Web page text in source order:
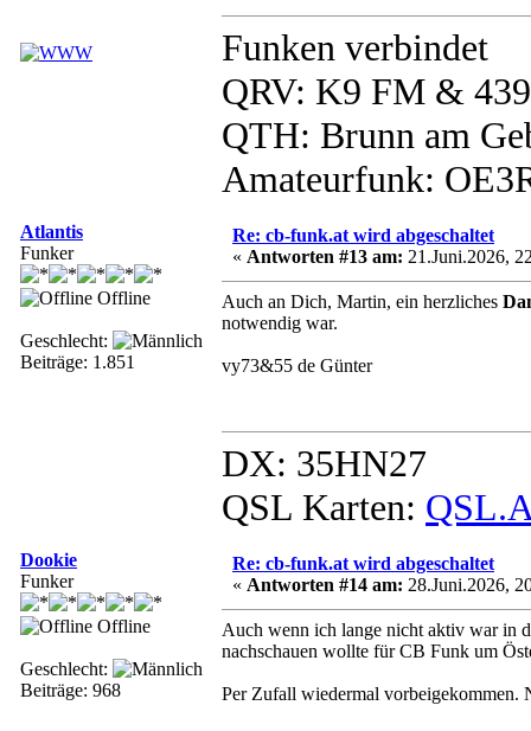
Funken verbindet
QRV: K9 FM &
QTH: Brunn am
Amateurfunk:
Atlantis
Funker
Offline
Geschlecht:
Beiträge: 1.851
Re: cb-funk.at wird abgeschaltet
« Antworten #13 am: 21.Juni.2026,
Auch an Dich, Martin, ein herzliches
notwendig war.
vy73&55 de Günter
DX: 35HN27
QSL Karten:
Dookie
Funker
Offline
Geschlecht:
Beiträge: 968
Re: cb-funk.at wird abgeschaltet
« Antworten #14 am: 28.Juni.2026,
Auch wenn ich lange nicht aktiv war in
nachschauen wollte für CB Funk um
Per Zufall wiedermal vorbeigekommen.